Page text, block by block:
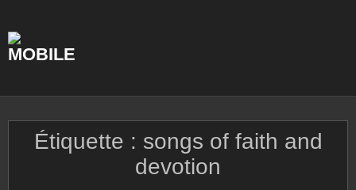
content
Étiquette : songs of faith and
devotion